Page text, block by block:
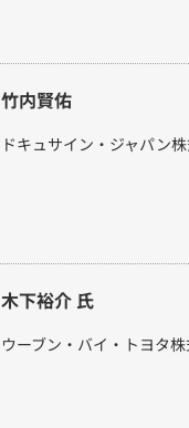
竹内賢佑
ドキュサイン・ジャパン
木下裕介 氏
ウーブン・バイ・トヨタ